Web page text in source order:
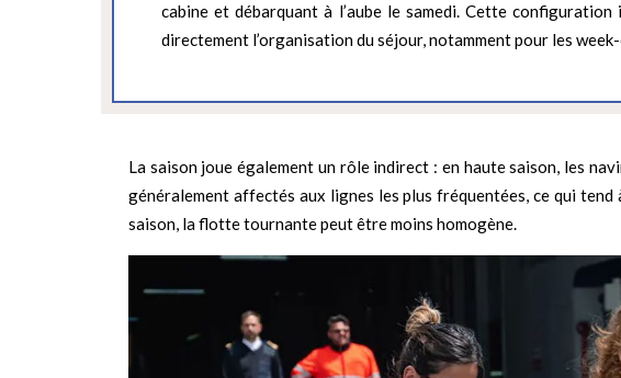
cabine et débarquant à l’aube le samedi. Cette
directement l’organisation du séjour, notamment pour les
La saison joue également un rôle indirect : en haute saison, les
généralement affectés aux lignes les plus fréquentées, ce qui
saison, la flotte tournante peut être moins homogène.